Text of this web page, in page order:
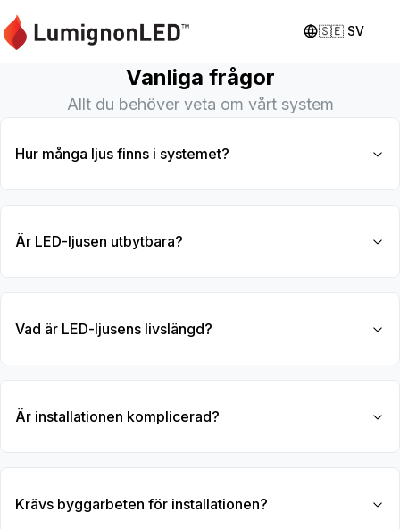
🇸🇪 SV
Vanliga frågor
Allt du behöver veta om vårt system
Hur många ljus finns i systemet?
Är LED-ljusen utbytbara?
Vad är LED-ljusens livslängd?
Är installationen komplicerad?
Krävs byggarbeten för installationen?